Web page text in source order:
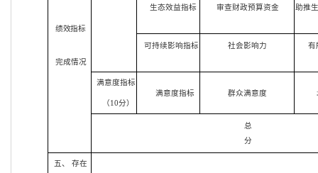
绩效指标
完成情况
生态效益指标 审查财政预算资金 助推
可持续影响指标 社会影响力 有
满意度指标
（10分）
满意度指标 群众满意度
总
分
五、 存在